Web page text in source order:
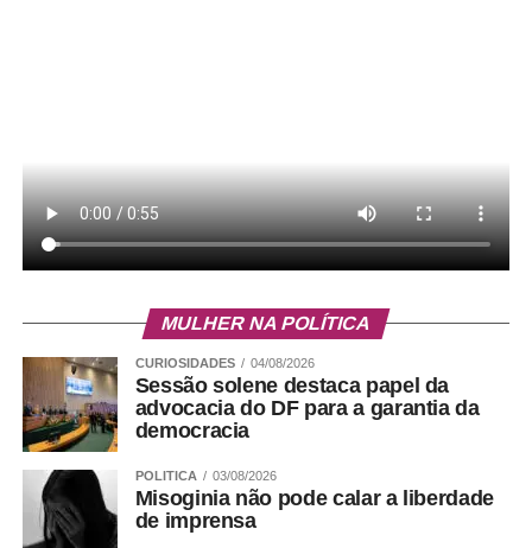
autonomia política do Distrito Federal, que contou com
participação ativa dos advogados. “Há uma correlação
absoluta, já que IADF contribuiu juridicamente para os
debates que culminaram na assembleia nacional
nacional de muita relevância, pensamento crítico,
construção de uma nova ordem constitucional que se
fazia necessária”, observou Perdiz.
Bruno Sodré – Agência CLDF
MULHER NA POLÍTICA
CURIOSIDADES 04/08/2026
Sessão solene destaca papel da
advocacia do DF para a garantia da
democracia
POLITICA 03/08/2026
Misoginia não pode calar a liberdade
de imprensa